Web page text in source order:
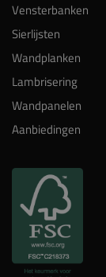
Vensterbanken
Sierlijsten
Wandplanken
Lambrisering
Wandpanelen
Aanbiedingen